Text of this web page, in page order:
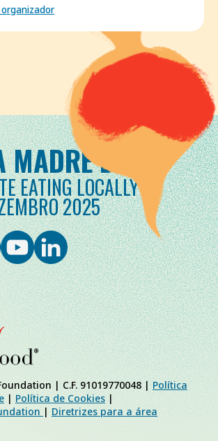
DAY
EATING LOCALLY
2025
| C.F. 91019770048 | Política
| Política de Cookies |
| Diretrizes para a área